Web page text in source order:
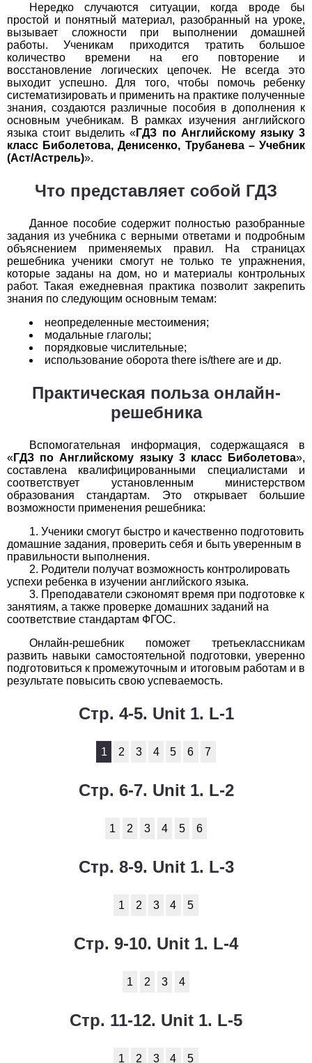
Немецкий язык
1
2 3 4 6 7 9 10
11
ОБЖ
1
2 3 4 5 6 7 8 9 10
11
Обществоведение
1
2 3
Окружающий мир
2 3 4 5 6 7 8 9 10
11
Русский язык
1
2 3 4 5 6 7 8 9 10
11
Технология
2 3 4 5 6
Физика
2 3 4 5 6 7 8 9 10
Французский язык
1
2 3 4 5 6 7 8 9 10
11
Химия
1
2 3 4 5 6 7 8
Черчение
2 3 4 5 6 7 8 9 10
11
Экология
Экономика
1
2 3 4 5 6 7 8 9
Нередко случаются ситуации, когда вроде бы
простой и понятный материал, разобранный на уроке,
вызывает сложности при выполнении домашней
работы. Ученикам приходится тратить большое
количество времени на его повторение и
восстановление логических цепочек. Не всегда это
выходит успешно. Для того, чтобы помочь ребенку
систематизировать и применить на практике полученные
знания, создаются различные пособия в дополнения к
основным учебникам. В рамках изучения английского
языка стоит выделить «ГДЗ по Английскому языку 3
класс Биболетова, Денисенко, Трубанева – Учебник
(Аст/Астрель)».
Что представляет собой ГДЗ
Данное пособие содержит полностью разобранные
задания из учебника с верными ответами и подробным
объяснением применяемых правил. На страницах
решебника ученики смогут не только те упражнения,
которые заданы на дом, но и материалы контрольных
работ. Такая ежедневная практика позволит закрепить
знания по следующим основным темам:
неопределенные местоимения;
модальные глаголы;
порядковые числительные;
использование оборота there is/there are и др.
Практическая польза онлайн-
решебника
Вспомогательная информация, содержащаяся в
«ГДЗ по Английскому языку 3 класс Биболетова»,
составлена квалифицированными специалистами и
соответствует установленным министерством
образования стандартам. Это открывает большие
возможности применения решебника:
Ученики смогут быстро и качественно подготовить
домашние задания, проверить себя и быть уверенным в
правильности выполнения.
Родители получат возможность контролировать
успехи ребенка в изучении английского языка.
Преподаватели сэкономят время при подготовке к
занятиям, а также проверке домашних заданий на
соответствие стандартам ФГОС.
Онлайн-решебник поможет третьеклассникам
развить навыки самостоятельной подготовки, уверенно
подготовиться к промежуточным и итоговым работам и в
результате повысить свою успеваемость.
Стр. 4-5. Unit 1. L-1
1 2 3 4 5 6 7
Стр. 6-7. Unit 1. L-2
1 2 3 4 5 6
Стр. 8-9. Unit 1. L-3
1 2 3 4 5
Стр. 9-10. Unit 1. L-4
1 2 3 4
Стр. 11-12. Unit 1. L-5
1 2 3 4 5